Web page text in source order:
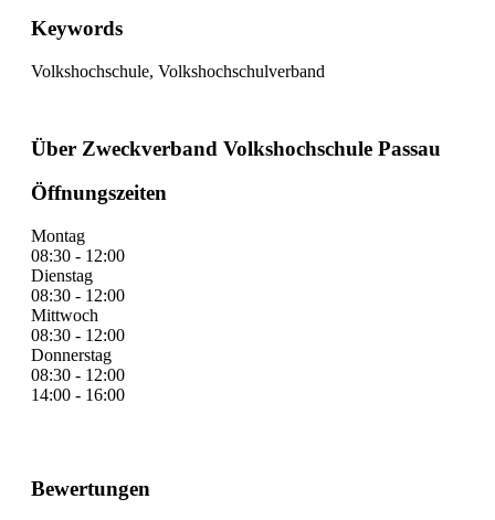
Keywords
Volkshochschule, Volkshochschulverband
Über Zweckverband Volkshochschule Passau
Öffnungszeiten
Montag
08:30 - 12:00
Dienstag
08:30 - 12:00
Mittwoch
08:30 - 12:00
Donnerstag
08:30 - 12:00
14:00 - 16:00
Bewertungen